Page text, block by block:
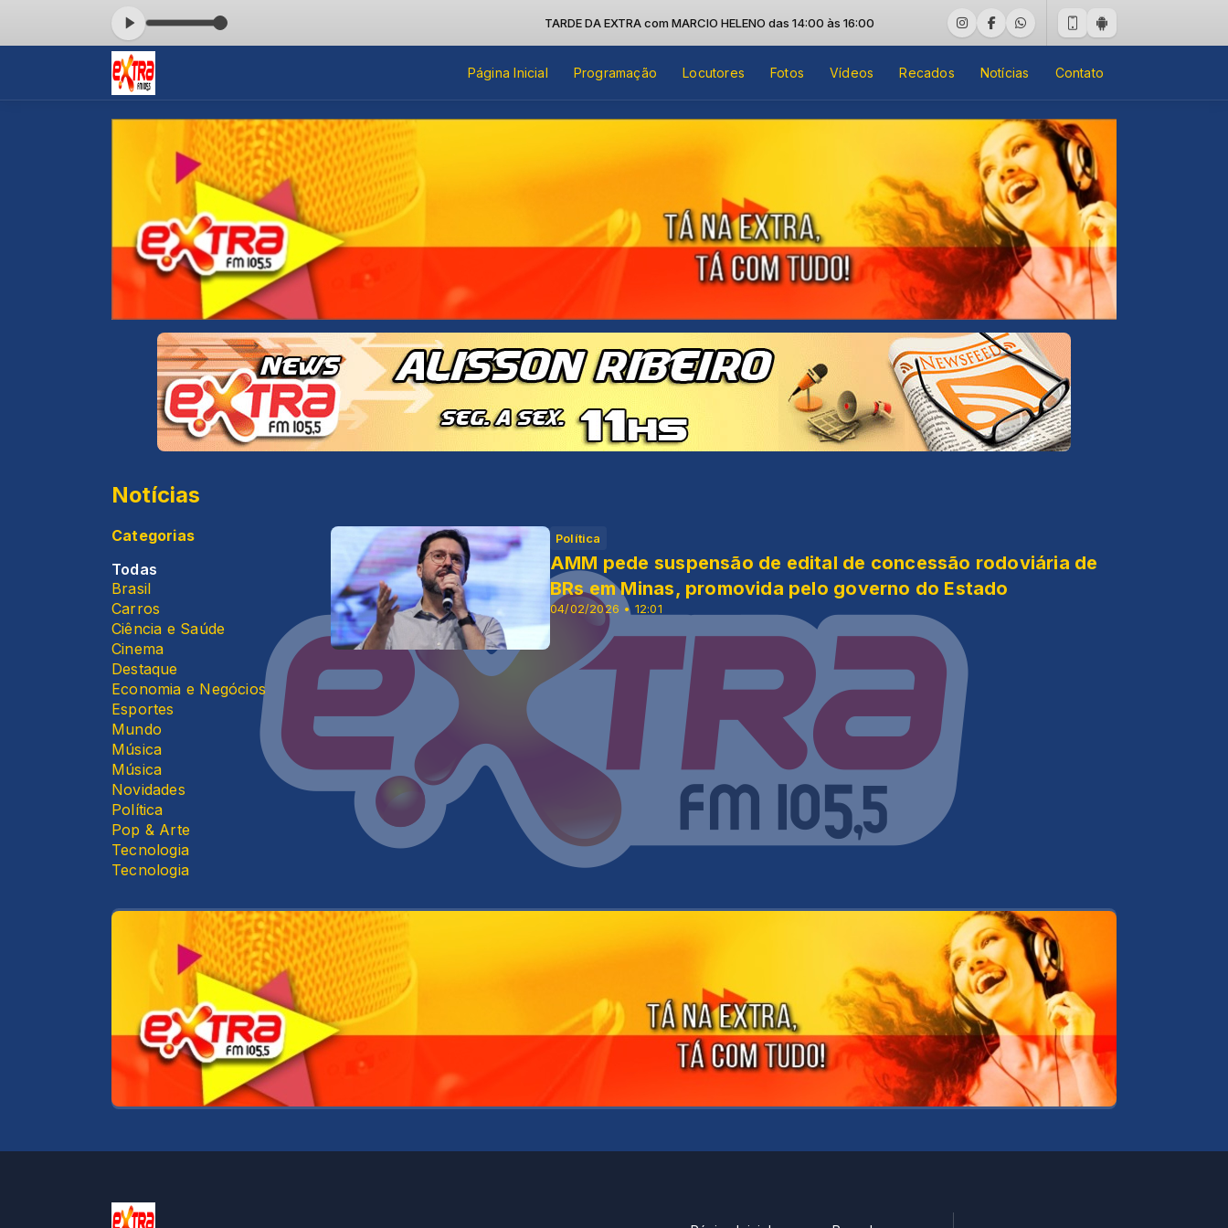
HELENO das 14:00 às 16:00 TARDE DA EXTRA com MARCIO HELENO das 14:00 às 16:00
Página Inicial Programação Locutores Fotos Vídeos Recados Notícias Contato
Notícias
Categorias
Todas
Brasil
Carros
Ciência e Saúde
Cinema
Destaque
Economia e Negócios
Esportes
Mundo
Música
Música
Novidades
Política
Pop & Arte
Tecnologia
Tecnologia
Política
04/02/2026 • 12:01
AMM pede suspensão de edital de concessão rodoviária de
BRs em Minas, promovida pelo governo do Estado